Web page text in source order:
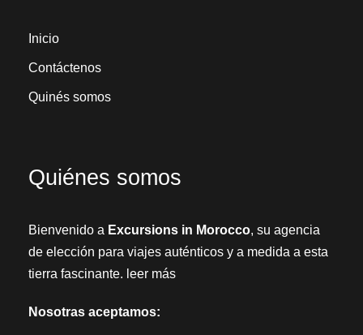
Inicio
Contáctenos
Quinés somos
Quiénes somos
Bienvenido a Excursions in Morocco, su agencia
de elección para viajes auténticos y a medida a esta
tierra fascinante. leer más
Nosotras aceptamos: